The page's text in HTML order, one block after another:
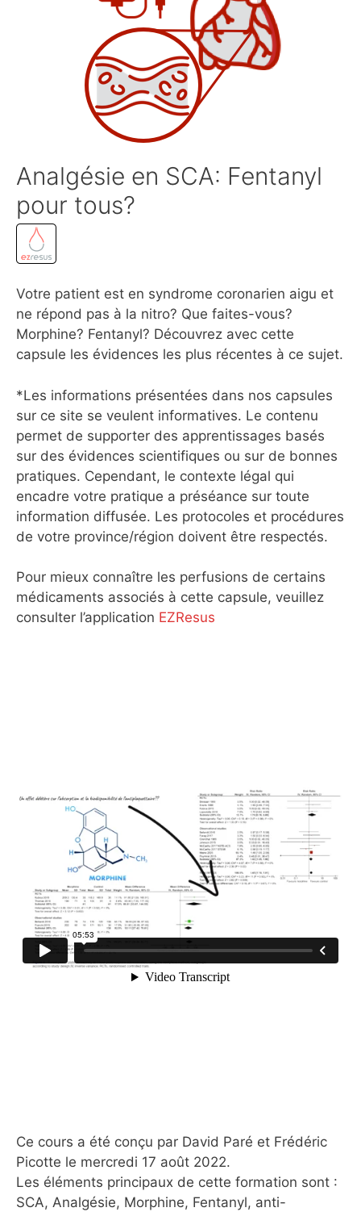
Analgésie en SCA: Fentanyl
pour tous?
Votre patient est en syndrome coronarien aigu et
ne répond pas à la nitro? Que faites-vous?
Morphine? Fentanyl? Découvrez avec cette
capsule les évidences les plus récentes à ce sujet.
*Les informations présentées dans nos capsules
sur ce site se veulent informatives. Le contenu
permet de supporter des apprentissages basés
sur des évidences scientifiques ou sur de bonnes
pratiques. Cependant, le contexte légal qui
encadre votre pratique a préséance sur toute
information diffusée. Les protocoles et procédures
de votre province/région doivent être respectés.
Pour mieux connaître les perfusions de certains
médicaments associés à cette capsule, veuillez
consulter l’application EZResus
Ce cours a été conçu par David Paré et Frédéric
Picotte le mercredi 17 août 2022.
Les éléments principaux de cette formation sont :
SCA, Analgésie, Morphine, Fentanyl, anti-